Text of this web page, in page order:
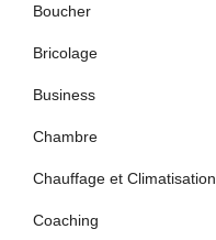
Boucher
Bricolage
Business
Chambre
Chauffage et Climatisation
Coaching